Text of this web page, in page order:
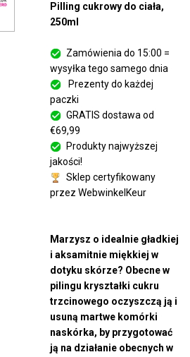
Pilling cukrowy do ciała,
250ml
Zamówienia do 15:00 =
wysyłka tego samego dnia
Prezenty do każdej
paczki
GRATIS dostawa od
€69,99
Produkty najwyższej
jakości!
Sklep certyfikowany
przez WebwinkelKeur
Marzysz o idealnie gładkiej
i aksamitnie miękkiej w
dotyku skórze? Obecne w
pilingu kryształki cukru
trzcinowego oczyszczą ją i
usuną martwe komórki
naskórka, by przygotować
ją na działanie obecnych w